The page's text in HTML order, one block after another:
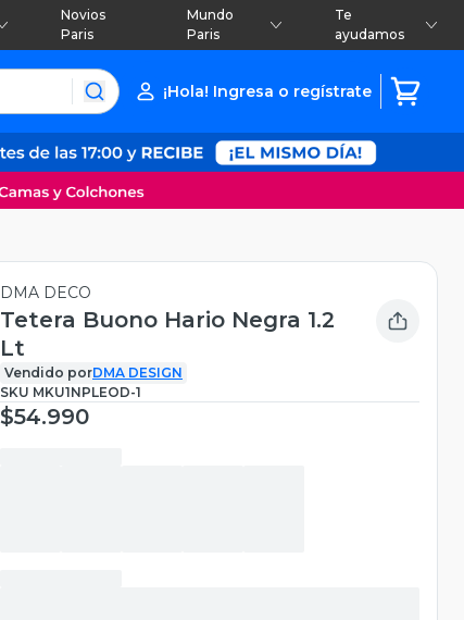
Novios
Paris
Mundo
Paris
Te
ayudamos
¡Hola! Ingresa o regístrate
DMA DECO
Tetera Buono Hario Negra 1.2
Lt
Vendido porDMA DESIGN
SKU MKU1NPLEOD-1
$54.990